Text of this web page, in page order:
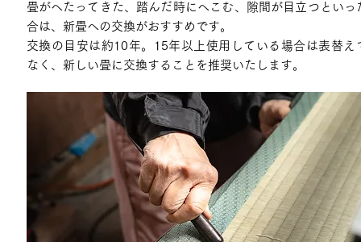
畳がへたってきた、踏んだ時にへこむ、隙間が目立つといっ
合は、新畳への交換がおすすめです。
交換の目安は約10年。15年以上使用している場合は表替え
なく、新しい畳に交換することを推奨いたします。